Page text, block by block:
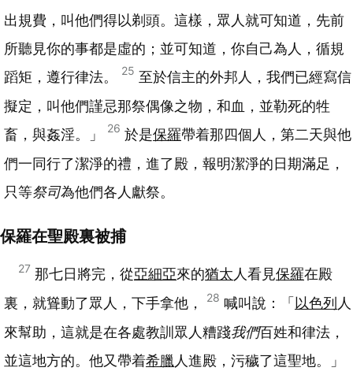
出規費，叫他們得以剃頭。這樣，眾人就可知道，先前
所聽見你的事都是虛的；並可知道，你自己為人，循規
蹈矩，遵行律法。
25 至於信主的外邦人，我們已經寫信
擬定，叫他們謹忌那祭偶像之物，和血，並勒死的牲
畜，與姦淫。」
26 於是保羅帶着那四個人，第二天與他
們一同行了潔淨的禮，進了殿，報明潔淨的日期滿足，
只等祭司為他們各人獻祭。
保羅在聖殿裏被捕
27 那七日將完，從亞細亞來的猶太人看見保羅在殿
裏，就聳動了眾人，下手拿他，
28 喊叫說：「 以色列 人
來幫助，這就是在各處教訓眾人糟踐我們百姓和律法，
並這地方的。他又帶着希臘人進殿，污穢了這聖地。」